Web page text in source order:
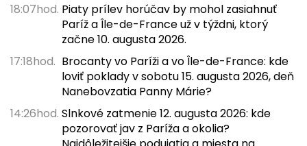
18:07hod. Piaty prílev horúčav by mohol zasiahnuť
Paríž a Île-de-France už v týždni, ktorý
začne 10. augusta 2026.
17:18hod. Brocanty vo Paríži a vo Île-de-France: kde
loviť poklady v sobotu 15. augusta 2026, deň
Nanebovzatia Panny Márie?
14:26hod. Slnkové zatmenie 12. augusta 2026: kde
pozorovať jav z Paríža a okolia?